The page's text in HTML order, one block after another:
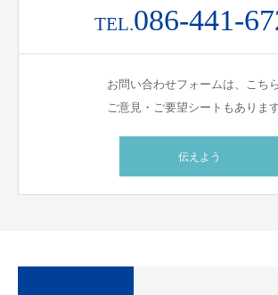
TEL.086-441-
お問い合わせフォームは、こちら
ご意見・ご要望シートもあります
伝えよう